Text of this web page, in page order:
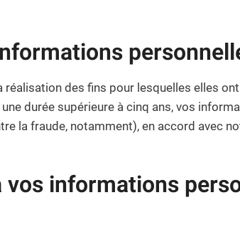
des fins pour lesquelles elles
durée supérieure à cinq ans, vos
la fraude, notamment), en accord avec
informations